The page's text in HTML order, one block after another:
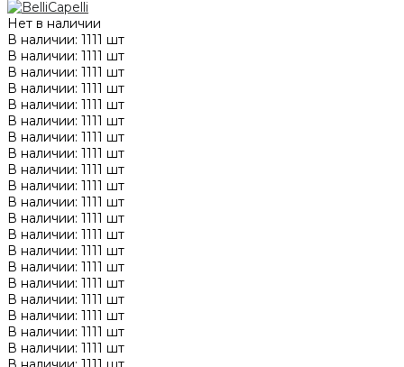
Нет в наличии
В наличии: 1111 шт
В наличии: 1111 шт
В наличии: 1111 шт
В наличии: 1111 шт
В наличии: 1111 шт
В наличии: 1111 шт
В наличии: 1111 шт
В наличии: 1111 шт
В наличии: 1111 шт
В наличии: 1111 шт
В наличии: 1111 шт
В наличии: 1111 шт
В наличии: 1111 шт
В наличии: 1111 шт
В наличии: 1111 шт
В наличии: 1111 шт
В наличии: 1111 шт
В наличии: 1111 шт
В наличии: 1111 шт
В наличии: 1111 шт